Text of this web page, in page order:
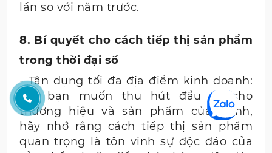
lần so với năm trước.
8. Bí quyết cho cách tiếp thị sản phẩm
trong thời đại số
- Tận dụng tối đa địa điểm kinh doanh:
Khi bạn muốn thu hút đầu tư cho
thương hiệu và sản phẩm của mình,
hãy nhớ rằng cách tiếp thị sản phẩm
quan trọng là tôn vinh sự độc đáo của